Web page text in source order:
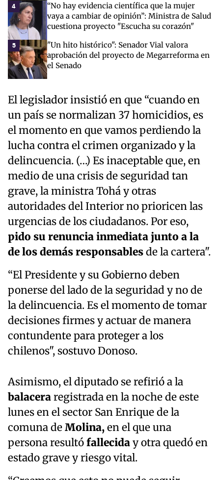
4
“No hay evidencia científica que la mujer
vaya a cambiar de opinión”: Ministra de Salud
cuestiona proyecto "Escucha su corazón"
5
"Un hito histórico": Senador Vial valora
aprobación del proyecto de Megarreforma en
el Senado
El legislador insistió en que “cuando en
un país se normalizan 37 homicidios, es
el momento en que vamos perdiendo la
lucha contra el crimen organizado y la
delincuencia. (…) Es inaceptable que, en
medio de una crisis de seguridad tan
grave, la ministra Tohá y otras
autoridades del Interior no prioricen las
urgencias de los ciudadanos. Por eso,
pido su renuncia inmediata junto a la
de los demás responsablesde la cartera".
“El Presidente y su Gobierno deben
ponerse del lado de la seguridad y no de
la delincuencia. Es el momento de tomar
decisiones firmes y actuar de manera
contundente para proteger a los
chilenos", sostuvo Donoso.
Asimismo, el diputado se refirió a la
balaceraregistrada en la noche de este
lunes en el sector San Enrique de la
comuna deMolina,en el que una
persona resultófalleciday otra quedó en
estado grave y riesgo vital.